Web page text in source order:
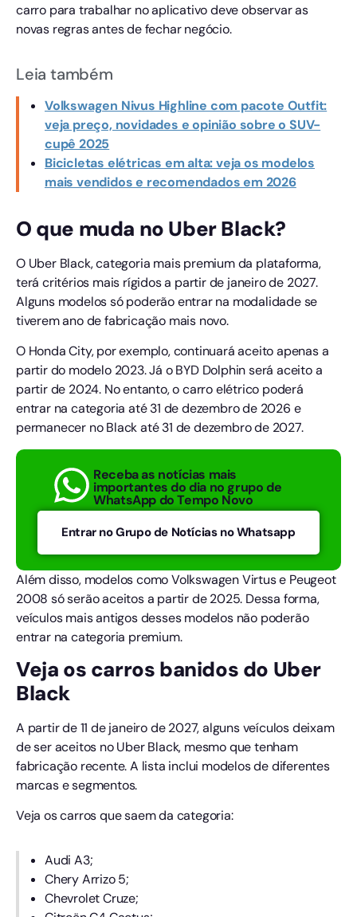
carro para trabalhar no aplicativo deve observar as
novas regras antes de fechar negócio.
Leia também
Volkswagen Nivus Highline com pacote Outfit:
veja preço, novidades e opinião sobre o SUV-
cupê 2025
Bicicletas elétricas em alta: veja os modelos
mais vendidos e recomendados em 2026
O que muda no Uber Black?
O Uber Black, categoria mais premium da plataforma,
terá critérios mais rígidos a partir de janeiro de 2027.
Alguns modelos só poderão entrar na modalidade se
tiverem ano de fabricação mais novo.
O Honda City, por exemplo, continuará aceito apenas a
partir do modelo 2023. Já o BYD Dolphin será aceito a
partir de 2024. No entanto, o carro elétrico poderá
entrar na categoria até 31 de dezembro de 2026 e
permanecer no Black até 31 de dezembro de 2027.
Receba as notícias mais
importantes do dia no grupo de
WhatsApp do Tempo Novo
Entrar no Grupo de Notícias no Whatsapp
Além disso, modelos como Volkswagen Virtus e Peugeot
2008 só serão aceitos a partir de 2025. Dessa forma,
veículos mais antigos desses modelos não poderão
entrar na categoria premium.
Veja os carros banidos do Uber
Black
A partir de 11 de janeiro de 2027, alguns veículos deixam
de ser aceitos no Uber Black, mesmo que tenham
fabricação recente. A lista inclui modelos de diferentes
marcas e segmentos.
Veja os carros que saem da categoria:
Audi A3;
Chery Arrizo 5;
Chevrolet Cruze;